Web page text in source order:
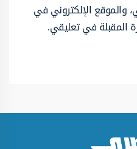
والموقع الإلكتروني في
المقبلة في تعليقي.